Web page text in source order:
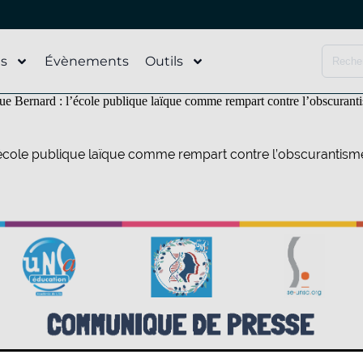
Évènements Outils
Bernard : l’école publique laïque comme rempart contre
publique laïque comme rempart contre